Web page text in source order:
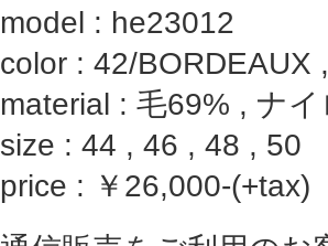
model : he23012
color : 42/BORDEAUX
material : 毛69% , ナ
size : 44 , 46 , 48 , 50
price : ￥26,000-(+tax)